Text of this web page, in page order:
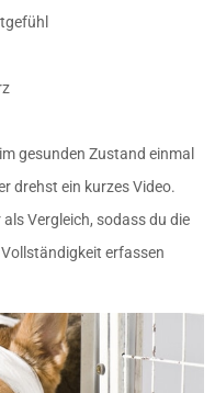
gesunden Zustand einmal
drehst ein kurzes Video.
Vergleich, sodass du die
erfassen